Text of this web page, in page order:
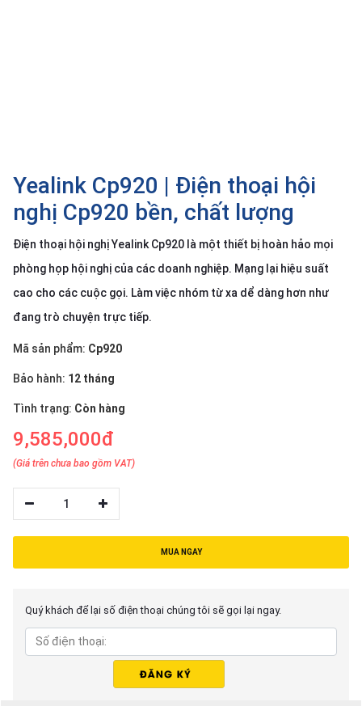
Yealink Cp920 | Điện thoại hội
nghị Cp920 bền, chất lượng
Điện thoại hội nghị Yealink Cp920 là một thiết bị hoàn hảo mọi
phòng họp hội nghị của các doanh nghiệp. Mạng lại hiệu suất
cao cho các cuộc gọi. Làm việc nhóm từ xa dể dàng hơn như
đang trò chuyện trực tiếp.
Mã sản phẩm: Cp920
Bảo hành: 12 tháng
Tình trạng: Còn hàng
9,585,000đ
(Giá trên chưa bao gồm VAT)
1
MUA NGAY
Quý khách để lại số điện thoại chúng tôi sẽ gọi lại ngay.
Dịch
trợ
Tin
Liên
hệ
Giới
NGÔN
NGỮ
Tiếng
English